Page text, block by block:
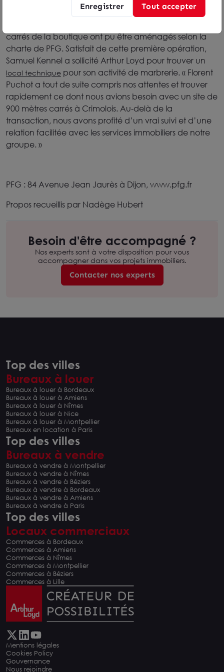
Provost, en moins de 24 heures nous avons pu visiter et
carrés de la boutique ont pu être aménagés selon la
charte de PFG. Satisfait de cette première opération,
Samuel Kennel a sollicité Arthur Loyd pour trouver un
local technique pour son activité de marbrerie. « Florent
Puchot a tout de suite compris nos attentes et trouver
rapidement ce dont nous avions besoin avec un site de
900 mètres carrés à Crimolois. Au-delà de la
transaction, nous avons profité d’un vrai suivi et d’une
relation facilitée avec les services immobiliers de notre
groupe. »
PFG : 84 Avenue Jean Jaurès à Dijon, www.pfg.fr
Propos recueillis par Nadège Hubert
Besoin d'être accompagné ?
Nos experts sont à votre disposition pour vous
accompagner dans vos projets immobiliers.
Contacter nos experts
Top des villes
Bureaux à louer
Bureaux à louer à Bordeaux
Bureaux à louer à Amiens
Bureaux à louer à Nîmes
Bureaux à louer à Nice
Bureaux à louer à Montpellier
Bureaux en location à Paris
Top des villes
Bureaux à vendre
Bureaux à vendre à Montpellier
Bureaux à vendre à Nîmes
Bureaux à vendre à Béziers
Bureaux à vendre à Bordeaux
Bureaux à vendre à Amiens
Bureaux à vendre à Paris
Top des villes
Locaux commerciaux
Commerces à Bordeaux
Commerces à Amiens
Commerces à Nîmes
Commerces à Montpellier
Commerces à Béziers
Commerces à Lille
Mentions légales
Cookies Policy
Gouvernance
Nous rejoindre
Enregistrer Tout accepter